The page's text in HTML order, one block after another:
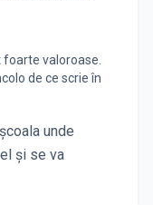
valoroase.
de ce scrie în
unde
și se va